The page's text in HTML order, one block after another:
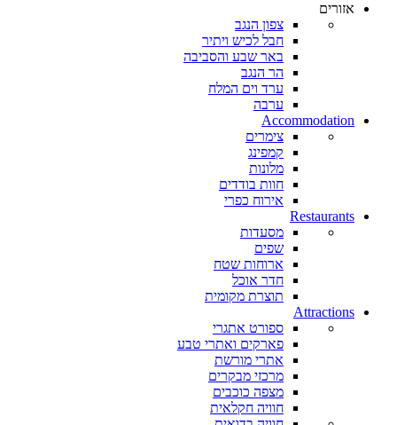
אזורים
צפון הנגב
חבל לכיש ויתיר
באר שבע והסביבה
הר הנגב
ערד וים המלח
ערבה
Accommodation
צימרים
קמפינג
מלונות
חוות בודדים
אירוח כפרי
Restaurants
מסעדות
שפים
ארוחות שטח
חדר אוכל
תוצרת מקומית
Attractions
ספורט אתגרי
פארקים ואתרי טבע
אתרי מורשת
מרכזי מבקרים
מצפה כוכבים
חוויה חקלאית